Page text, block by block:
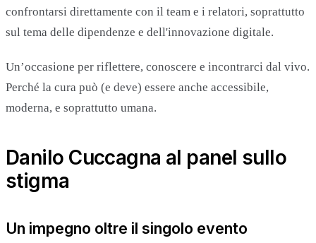
confrontarsi direttamente con il team e i relatori, soprattutto
sul tema delle dipendenze e dell'innovazione digitale.
Un’occasione per riflettere, conoscere e incontrarci dal vivo.
Perché la cura può (e deve) essere anche accessibile,
moderna, e soprattutto umana.
Danilo Cuccagna al panel sullo
stigma
Un impegno oltre il singolo evento